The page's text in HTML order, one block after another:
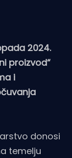
2024.
proizvod“
i
donosi
temelju